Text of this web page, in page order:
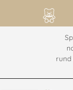
rund